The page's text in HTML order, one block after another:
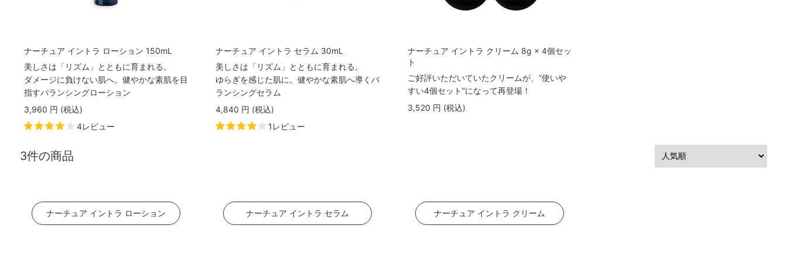
ナーチュア イントラ ローション 150mL
美しさは「リズム」とともに育まれる。
ダメージに負けない肌へ。健やかな素肌を目
指すバランシングローション
3,960 円 (税込)
4レビュー
ナーチュア イントラ セラム 30mL
美しさは「リズム」とともに育まれる。
ゆらぎを感じた肌に。健やかな素肌へ導くバ
ランシングセラム
4,840 円 (税込)
1レビュー
ナーチュア イントラ クリーム 8g × 4個セッ
ト
ご好評いただいていたクリームが、“使いや
すい4個セット”になって再登場！
3,520 円 (税込)
3件の商品
ナーチュア イントラ ローション ナーチュア イントラ セラム ナーチュア イントラ クリーム